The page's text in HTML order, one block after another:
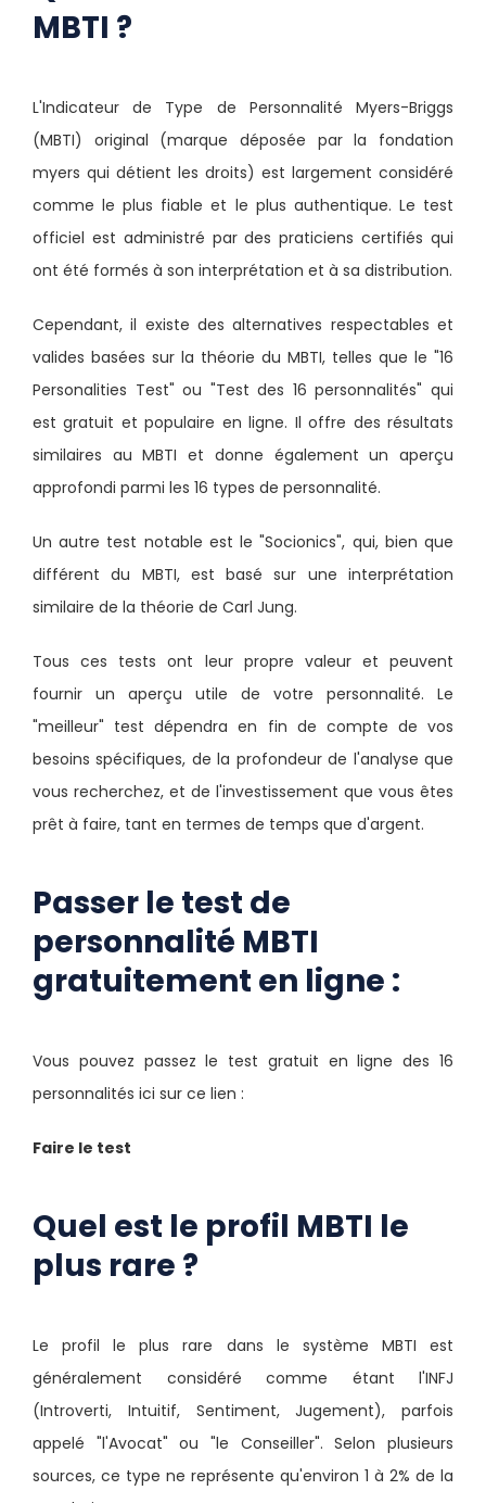
MBTI ?
L'Indicateur de Type de Personnalité Myers-Briggs
(MBTI) original (marque déposée par la fondation
myers qui détient les droits) est largement considéré
comme le plus fiable et le plus authentique. Le test
officiel est administré par des praticiens certifiés qui
ont été formés à son interprétation et à sa distribution.
Cependant, il existe des alternatives respectables et
valides basées sur la théorie du MBTI, telles que le "16
Personalities Test" ou "Test des 16 personnalités" qui
est gratuit et populaire en ligne. Il offre des résultats
similaires au MBTI et donne également un aperçu
approfondi parmi les 16 types de personnalité.
Un autre test notable est le "Socionics", qui, bien que
différent du MBTI, est basé sur une interprétation
similaire de la théorie de Carl Jung.
Tous ces tests ont leur propre valeur et peuvent
fournir un aperçu utile de votre personnalité. Le
"meilleur" test dépendra en fin de compte de vos
besoins spécifiques, de la profondeur de l'analyse que
vous recherchez, et de l'investissement que vous êtes
prêt à faire, tant en termes de temps que d'argent.
Passer le test de
personnalité MBTI
gratuitement en ligne :
Vous pouvez passez le test gratuit en ligne des 16
personnalités ici sur ce lien :
Faire le test
Quel est le profil MBTI le
plus rare ?
Le profil le plus rare dans le système MBTI est
généralement considéré comme étant l'INFJ
(Introverti, Intuitif, Sentiment, Jugement), parfois
appelé "l'Avocat" ou "le Conseiller". Selon plusieurs
sources, ce type ne représente qu'environ 1 à 2% de la